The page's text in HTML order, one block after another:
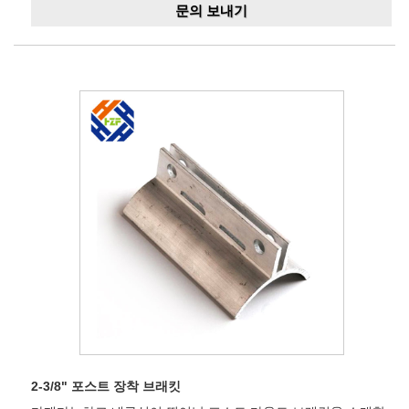
문의 보내기
2-3/8" 포스트 장착 브래킷